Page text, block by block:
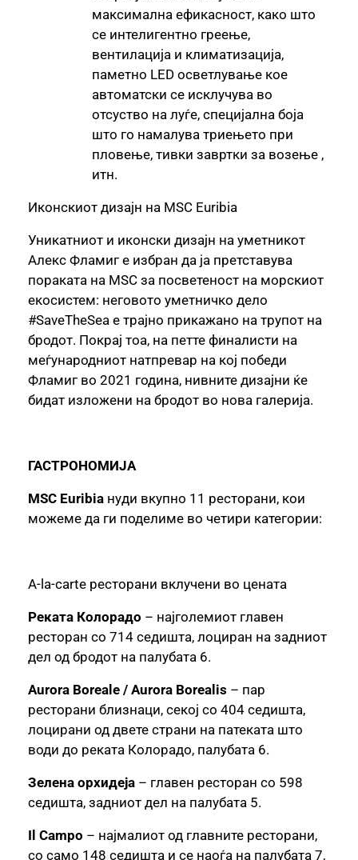
максимална ефикасност, како што
се интелигентно греење,
вентилација и климатизација,
паметно LED осветлување кое
автоматски се исклучува во
отсуство на луѓе, специјална боја
што го намалува триењето при
пловење, тивки завртки за возење ,
итн.
Иконскиот дизајн на MSC Euribia
Уникатниот и иконски дизајн на уметникот
Алекс Фламиг е избран да ја претставува
пораката на MSC за посветеност на морскиот
екосистем: неговото уметничко дело
#SaveTheSea е трајно прикажано на трупот на
бродот. Покрај тоа, на петте финалисти на
меѓународниот натпревар на кој победи
Фламиг во 2021 година, нивните дизајни ќе
бидат изложени на бродот во нова галерија.
ГАСТРОНОМИЈА
MSC Euribia нуди вкупно 11 ресторани, кои
можеме да ги поделиме во четири категории:
A-la-carte ресторани вклучени во цената
Реката Колорадо – најголемиот главен
ресторан со 714 седишта, лоциран на задниот
дел од бродот на палубата 6.
Aurora Boreale / Aurora Borealis – пар
ресторани близнаци, секој со 404 седишта,
лоцирани од двете страни на патеката што
води до реката Колорадо, палубата 6.
Зелена орхидеја – главен ресторан со 598
седишта, задниот дел на палубата 5.
Il Campo – најмалиот од главните ресторани,
со само 148 седишта и се наоѓа на палубата 7,